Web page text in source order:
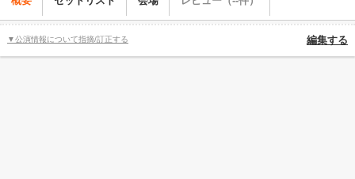
▼公演情報について指摘/訂正する 編集する